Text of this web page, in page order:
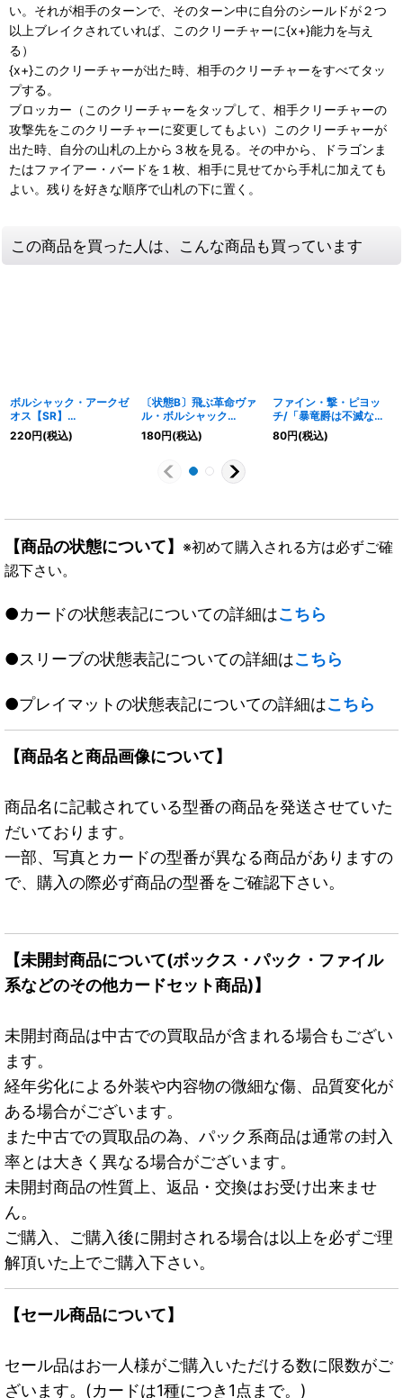
い。それが相手のターンで、そのターン中に自分のシールドが２つ
以上ブレイクされていれば、このクリーチャーに{x+}能力を与え
る）
{x+}このクリーチャーが出た時、相手のクリーチャーをすべてタッ
プする。
ブロッカー（このクリーチャーをタップして、相手クリーチャーの
攻撃先をこのクリーチャーに変更してもよい）このクリーチャーが
出た時、自分の山札の上から３枚を見る。その中から、ドラゴンま
たはファイアー・バードを１枚、相手に見せてから手札に加えても
よい。残りを好きな順序で山札の下に置く。
この商品を買った人は、こんな商品も買っています
ボルシャック・アークゼ
オス【SR】
{24EX15/89}《火》
220円(税込)
〔状態B〕飛ぶ革命ヴァ
ル・ボルシャック
【VR】{23RP35/74}
《多》
180円(税込)
ファイン・撃・ピヨッ
チ/「暴竜爵は不滅な
り!」【C】
{24EX178/89}《火》
80円(税込)
【商品の状態について】 ※初めて購入される方は必ずご確
認下さい。
●カードの状態表記についての詳細はこちら
●スリーブの状態表記についての詳細はこちら
●プレイマットの状態表記についての詳細はこちら
【商品名と商品画像について】
商品名に記載されている型番の商品を発送させていた
だいております。
一部、写真とカードの型番が異なる商品がありますの
で、購入の際必ず商品の型番をご確認下さい。
【未開封商品について(ボックス・パック・ファイル
系などのその他カードセット商品)】
未開封商品は中古での買取品が含まれる場合もござい
ます。
経年劣化による外装や内容物の微細な傷、品質変化が
ある場合がございます。
また中古での買取品の為、パック系商品は通常の封入
率とは大きく異なる場合がございます。
未開封商品の性質上、返品・交換はお受け出来ませ
ん。
ご購入、ご購入後に開封される場合は以上を必ずご理
解頂いた上でご購入下さい。
【セール商品について】
セール品はお一人様がご購入いただける数に限数がご
ざいます。(カードは1種につき1点まで。)